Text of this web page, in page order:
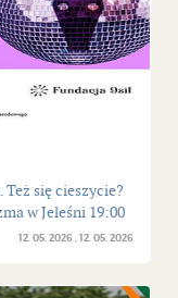
12. 05. 2026 12. 05. 2026
się cieszycie?
w Jeleśni 19:00